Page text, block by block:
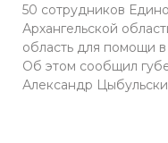
50 сотрудников
Архангельской
область для помощи
Об этом сообщил
Александр